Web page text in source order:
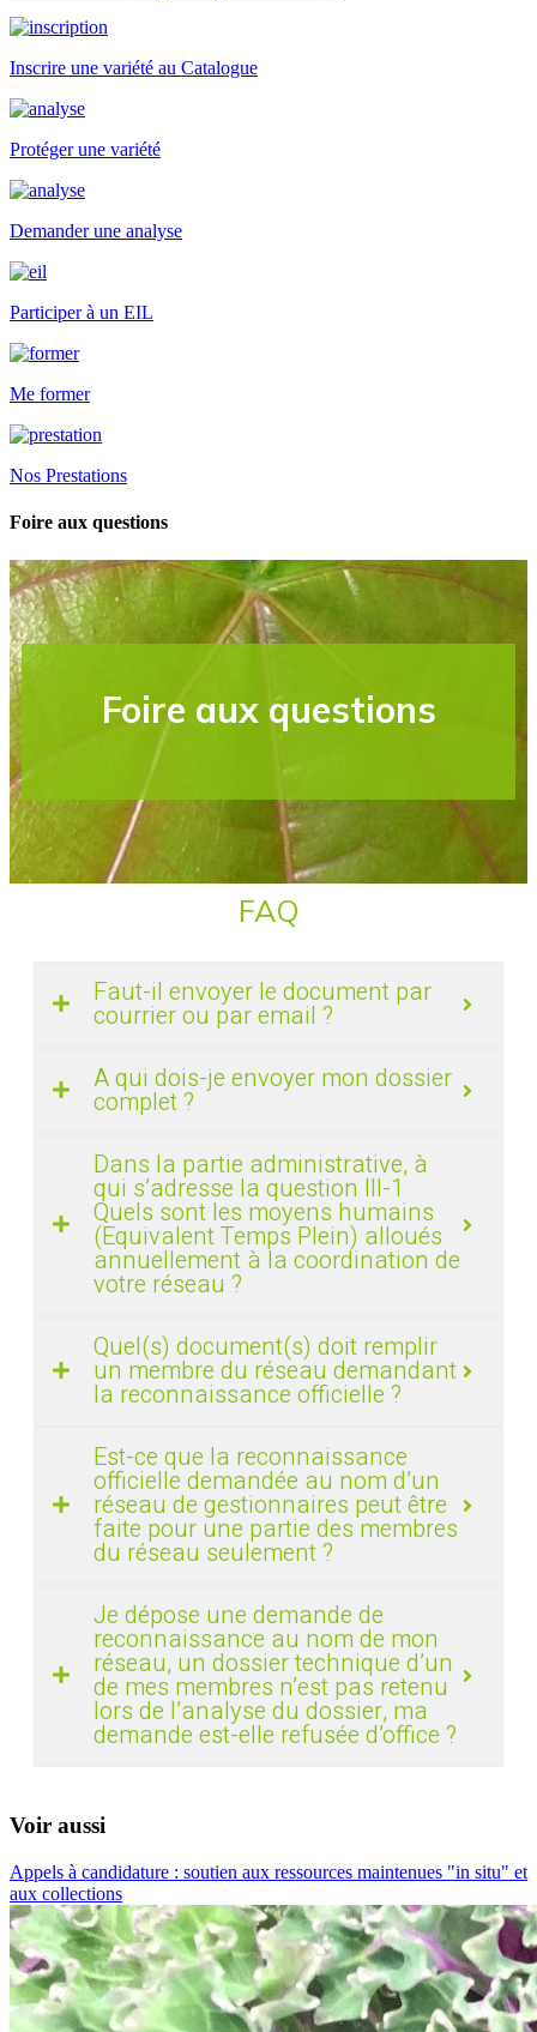
Inscrire une variété au Catalogue
Protéger une variété
Demander une analyse
Participer à un EIL
Me former
Nos Prestations
Foire aux questions
Foire aux questions
FAQ
Faut-il envoyer le document par
courrier ou par email ?
A qui dois-je envoyer mon dossier
complet ?
Dans la partie administrative, à
qui s’adresse la question III-1
Quels sont les moyens humains
(Equivalent Temps Plein) alloués
annuellement à la coordination de
votre réseau ?
Quel(s) document(s) doit remplir
un membre du réseau demandant
la reconnaissance officielle ?
Est-ce que la reconnaissance
officielle demandée au nom d’un
réseau de gestionnaires peut être
faite pour une partie des membres
du réseau seulement ?
Je dépose une demande de
reconnaissance au nom de mon
réseau, un dossier technique d’un
de mes membres n’est pas retenu
lors de l’analyse du dossier, ma
demande est-elle refusée d’office ?
Voir aussi
Appels à candidature : soutien aux ressources maintenues "in situ" et
aux collections